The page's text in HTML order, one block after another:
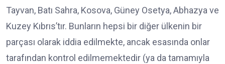
Tayvan, Batı Sahra, Kosova, Güney Osetya, Abhazya ve
Kuzey Kıbrıs’tır. Bunların hepsi bir diğer ülkenin bir
parçası olarak iddia edilmekte, ancak esasında onlar
tarafından kontrol edilmemektedir (ya da tamamıyla